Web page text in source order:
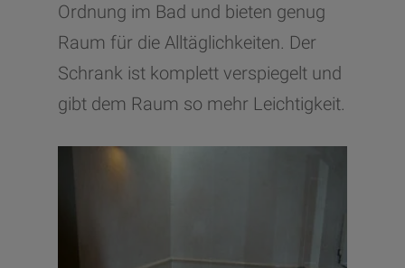
Ordnung im Bad und bieten genug
Raum für die Alltäglichkeiten. Der
Schrank ist komplett verspiegelt und
gibt dem Raum so mehr Leichtigkeit.